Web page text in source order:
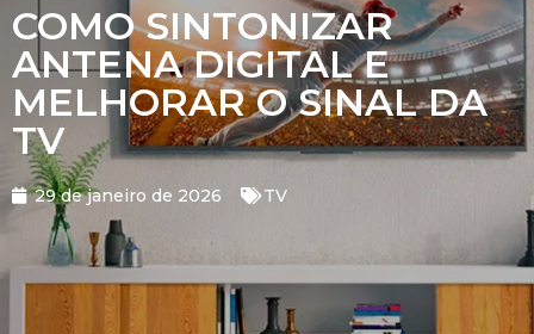
COMO SINTONIZAR
ANTENA DIGITAL E
MELHORAR O SINAL DA
TV
29 de janeiro de 2026 TV